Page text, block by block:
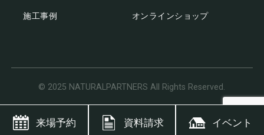
施工事例 オンラインショップ
© 2025 NATURALPARTNERS All Rights Reserved.
来場予約 資料請求 イベント